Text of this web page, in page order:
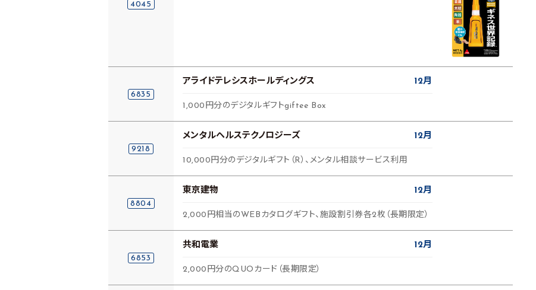
4045
6835
アライドテレシスホールディングス 12月
1,000円分のデジタルギフトgiftee Box
9218
メンタルヘルステクノロジーズ 12月
10,000円分のデジタルギフト（R）、メンタル相談サービス利用
8804
東京建物 12月
2,000円相当のWEBカタログギフト、施設割引券各2枚（長期限定）
6853
共和電業 12月
2,000円分のQUOカード（長期限定）